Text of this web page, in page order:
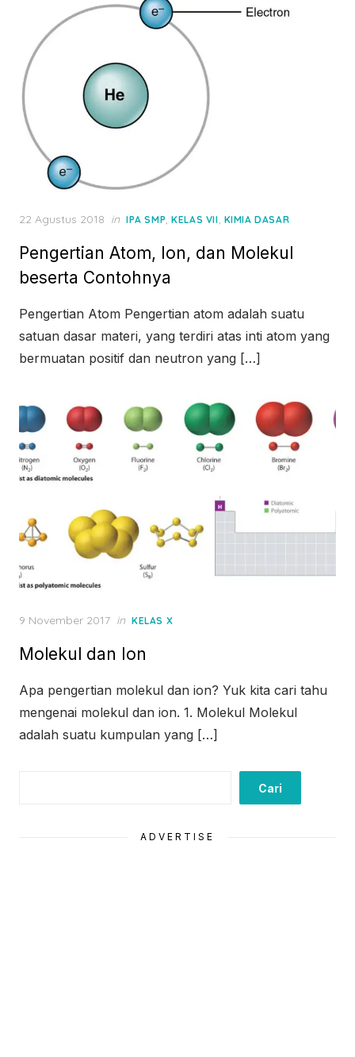
Posted
22 Agustus 2018 in IPA SMP,KELAS VII, KIMIA DASAR
Pengertian Atom, Ion, dan Molekul
beserta Contohnya
Pengertian Atom Pengertian atom adalah suatu
satuan dasar materi, yang terdiri atas inti atom yang
bermuatan positif dan neutron yang […]
Posted
9 November 2017 in KELAS X
Molekul dan Ion
Apa pengertian molekul dan ion? Yuk kita cari tahu
mengenai molekul dan ion. 1. Molekul Molekul
adalah suatu kumpulan yang […]
Cari
ADVERTISE